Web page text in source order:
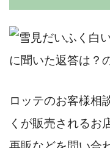
ロッテのお客様相
くが販売されるお